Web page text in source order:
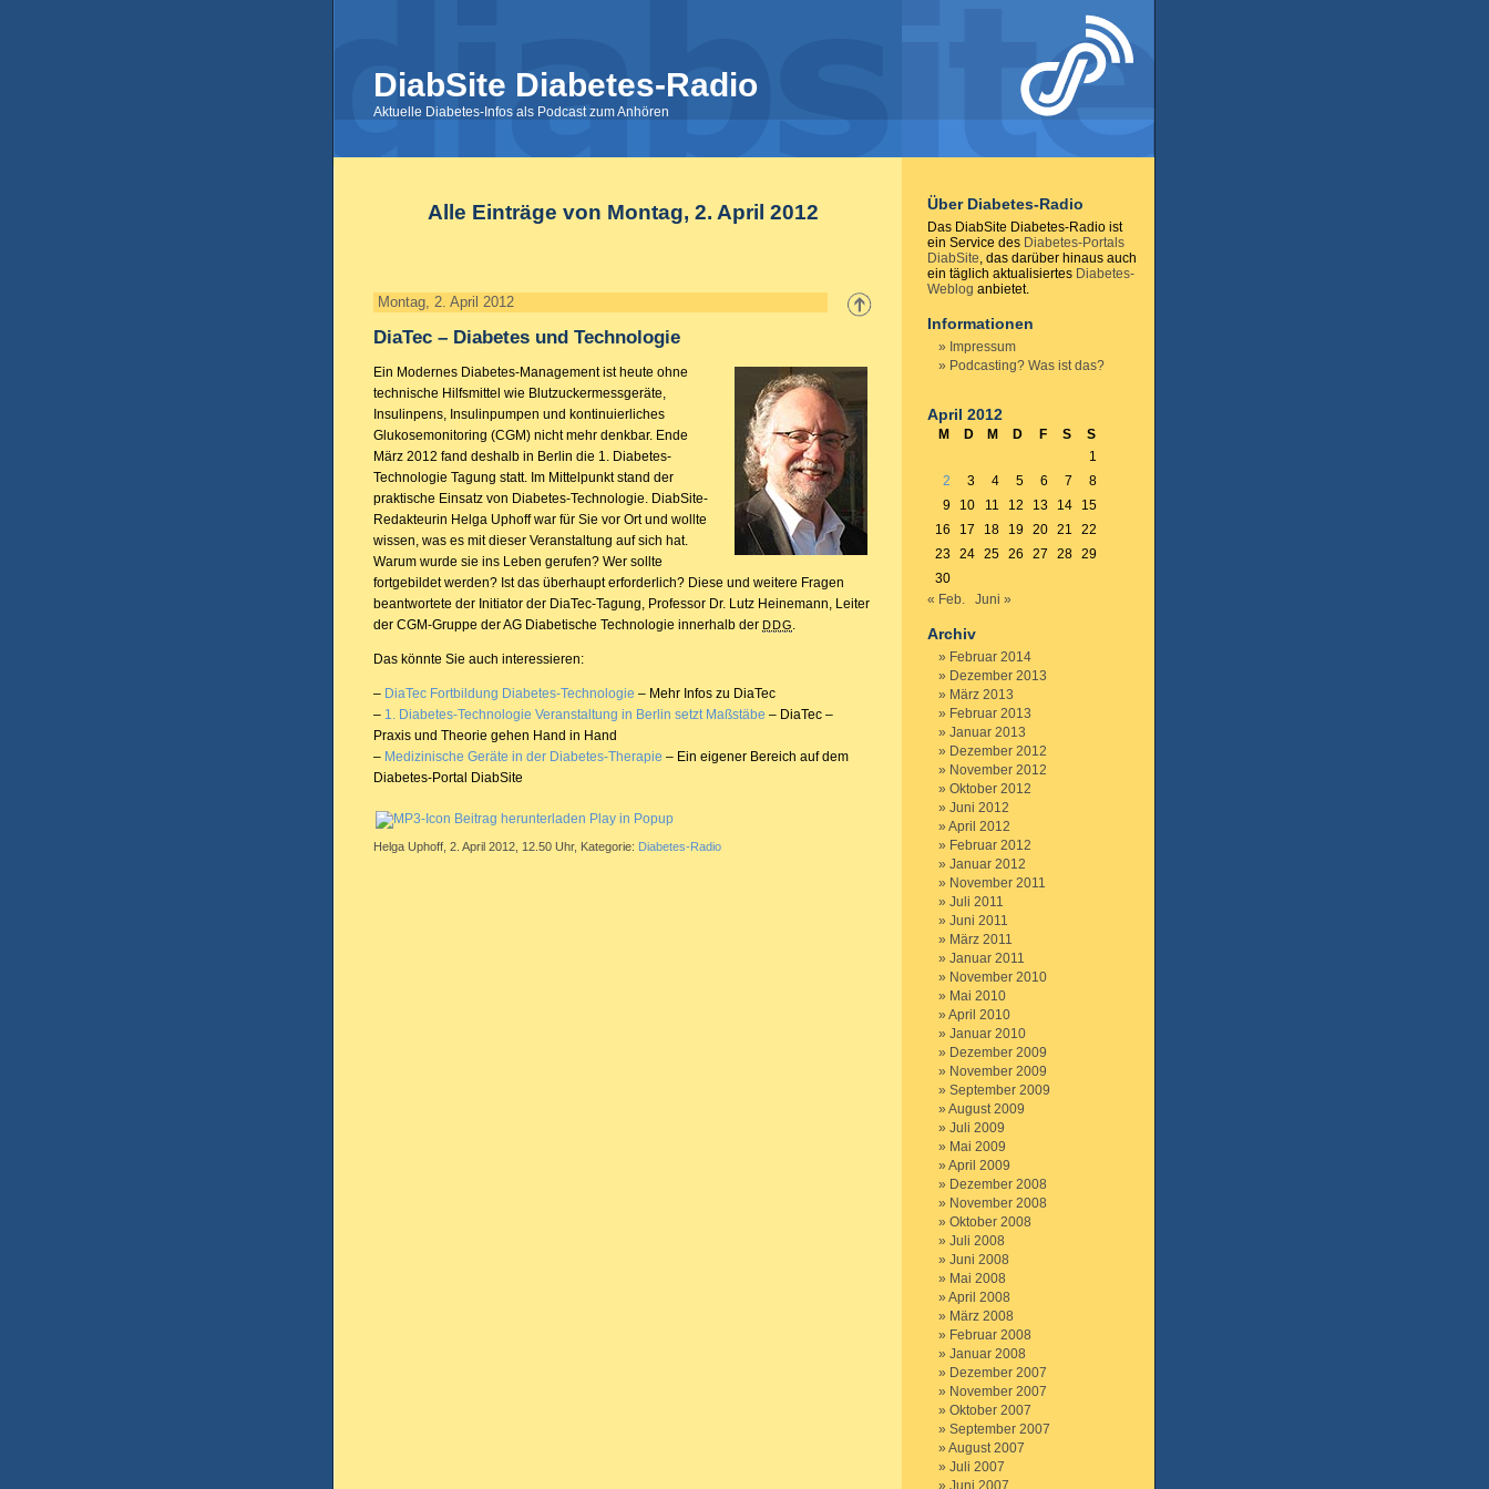
DiabSite Diabetes-Radio
Aktuelle Diabetes-Infos als Podcast zum Anhören
Alle Einträge von Montag, 2. April 2012
Montag, 2. April 2012
DiaTec – Diabetes und Technologie
Ein Modernes Diabetes-Management ist heute ohne
technische Hilfsmittel wie Blutzuckermessgeräte,
Insulinpens, Insulinpumpen und kontinuierliches
Glukosemonitoring (CGM) nicht mehr denkbar. Ende
März 2012 fand deshalb in Berlin die 1. Diabetes-
Technologie Tagung statt. Im Mittelpunkt stand der
praktische Einsatz von Diabetes-Technologie. DiabSite-
Redakteurin Helga Uphoff war für Sie vor Ort und wollte
wissen, was es mit dieser Veranstaltung auf sich hat.
Warum wurde sie ins Leben gerufen? Wer sollte
fortgebildet werden? Ist das überhaupt erforderlich? Diese und weitere Fragen
beantwortete der Initiator der DiaTec-Tagung, Professor Dr. Lutz Heinemann, Leiter
der CGM-Gruppe der AG Diabetische Technologie innerhalb der DDG.
Das könnte Sie auch interessieren:
– DiaTec Fortbildung Diabetes-Technologie – Mehr Infos zu DiaTec
– 1. Diabetes-Technologie Veranstaltung in Berlin setzt Maßstäbe – DiaTec –
Praxis und Theorie gehen Hand in Hand
– Medizinische Geräte in der Diabetes-Therapie – Ein eigener Bereich auf dem
Diabetes-Portal DiabSite
Beitrag herunterladen Play in Popup
Helga Uphoff, 2. April 2012, 12.50 Uhr, Kategorie: Diabetes-Radio
Über Diabetes-Radio
Das DiabSite Diabetes-Radio ist
ein Service des Diabetes-Portals
DiabSite, das darüber hinaus auch
ein täglich aktualisiertes Diabetes-
Weblog anbietet.
Informationen
Impressum
Podcasting? Was ist das?
April 2012
M D M D F S
S
1
2
3 4 5 6 7
8
9
10 11 12 13 14
15
16
17 18 19 20 21
22
23 24 25 26 27 28 29
30
« Feb.
Juni »
Archiv
Februar 2014
Dezember 2013
März 2013
Februar 2013
Januar 2013
Dezember 2012
November 2012
Oktober 2012
Juni 2012
April 2012
Februar 2012
Januar 2012
November 2011
Juli 2011
Juni 2011
März 2011
Januar 2011
November 2010
Mai 2010
April 2010
Januar 2010
Dezember 2009
November 2009
September 2009
August 2009
Juli 2009
Mai 2009
April 2009
Dezember 2008
November 2008
Oktober 2008
Juli 2008
Juni 2008
Mai 2008
April 2008
März 2008
Februar 2008
Januar 2008
Dezember 2007
November 2007
Oktober 2007
September 2007
August 2007
Juli 2007
Juni 2007